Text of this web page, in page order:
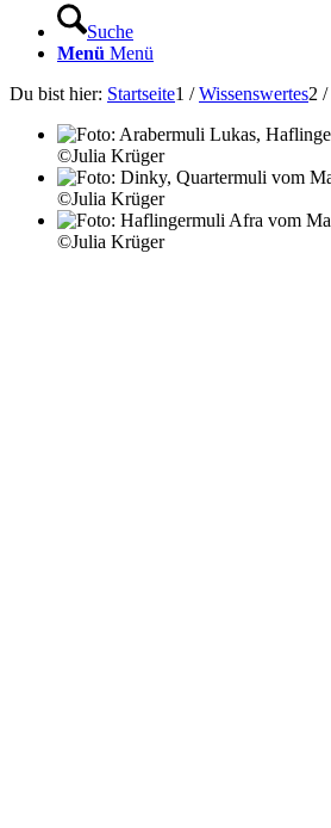
Suche
Menü Menü
Du bist hier: Startseite1 / Wissenswertes2 /
©Julia Krüger
©Julia Krüger
©Julia Krüger